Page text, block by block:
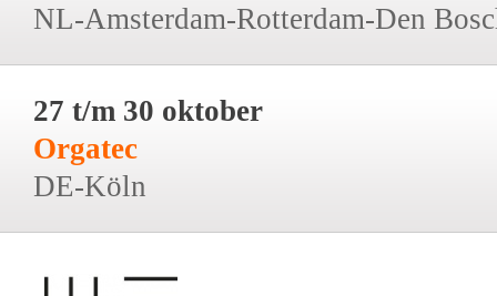
NL-Amsterdam-Rotterdam-Den
27 t/m 30 oktober
Orgatec
DE-Köln